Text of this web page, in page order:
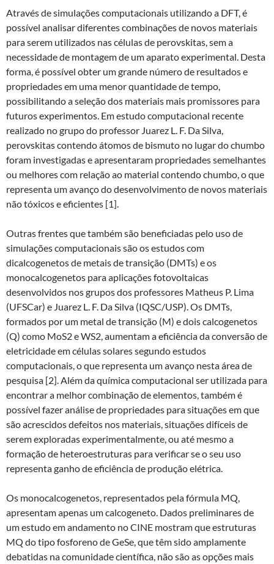
Através de simulações computacionais utilizando a DFT, é
possível analisar diferentes combinações de novos materiais
para serem utilizados nas células de perovskitas, sem a
necessidade de montagem de um aparato experimental. Desta
forma, é possível obter um grande número de resultados e
propriedades em uma menor quantidade de tempo,
possibilitando a seleção dos materiais mais promissores para
futuros experimentos. Em estudo computacional recente
realizado no grupo do professor Juarez L. F. Da Silva,
perovskitas contendo átomos de bismuto no lugar do chumbo
foram investigadas e apresentaram propriedades semelhantes
ou melhores com relação ao material contendo chumbo, o que
representa um avanço do desenvolvimento de novos materiais
não tóxicos e eficientes [1].
Outras frentes que também são beneficiadas pelo uso de
simulações computacionais são os estudos com
dicalcogenetos de metais de transição (DMTs) e os
monocalcogenetos para aplicações fotovoltaicas
desenvolvidos nos grupos dos professores Matheus P. Lima
(UFSCar) e Juarez L. F. Da Silva (IQSC/USP). Os DMTs,
formados por um metal de transição (M) e dois calcogenetos
(Q) como MoS2 e WS2, aumentam a eficiência da conversão de
eletricidade em células solares segundo estudos
computacionais, o que representa um avanço nesta área de
pesquisa [2]. Além da química computacional ser utilizada para
encontrar a melhor combinação de elementos, também é
possível fazer análise de propriedades para situações em que
são acrescidos defeitos nos materiais, situações difíceis de
serem exploradas experimentalmente, ou até mesmo a
formação de heteroestruturas para verificar se o seu uso
representa ganho de eficiência de produção elétrica.
Os monocalcogenetos, representados pela fórmula MQ,
apresentam apenas um calcogeneto. Dados preliminares de
um estudo em andamento no CINE mostram que estruturas
MQ do tipo fosforeno de GeSe, que têm sido amplamente
debatidas na comunidade científica, não são as opções mais